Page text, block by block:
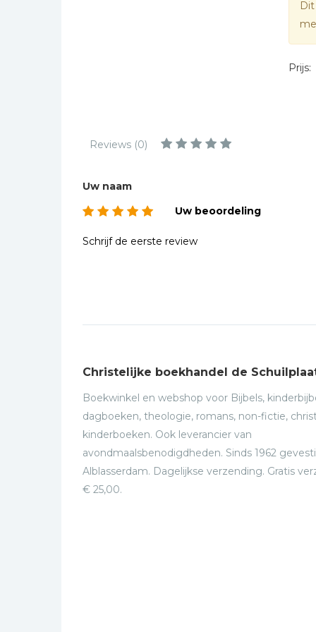
Regio | Alblasserwaard
gidsen
Taalstudie
Wenskaarten
Prijs:
Reviews (0)
Uw naam
Uw beoordeling
Schrijf de eerste review
Christelijke boekhandel de
Boekwinkel en webshop voor Bijbels,
dagboeken, theologie, romans, non-fictie,
kinderboeken. Ook leverancier van
avondmaalsbenodigdheden. Sinds 1962
Alblasserdam. Dagelijkse verzending. Gratis
€ 25,00.